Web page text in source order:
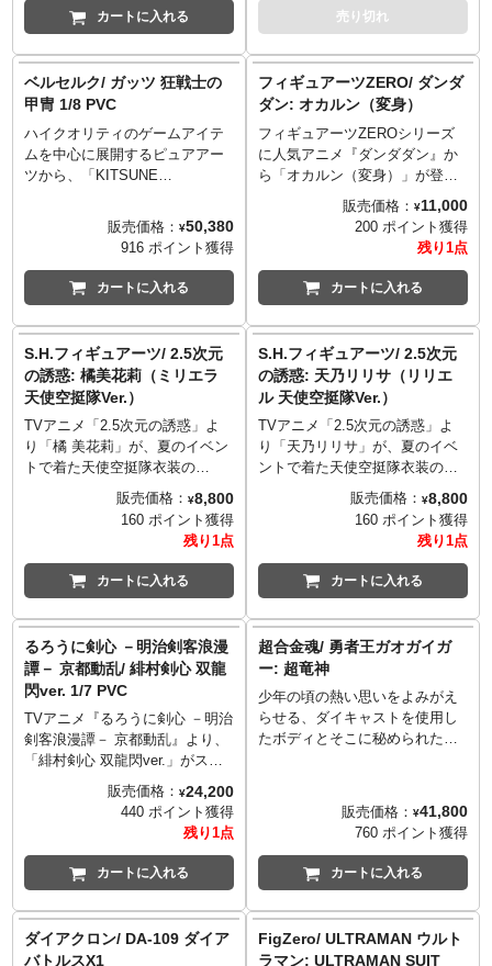
転倒防止のため必ず台座を使用
してください。
■版権表記: Batman and all
related characters and elements
are trademarks of and (c) DC
LLC
安定感を誇り、多くの可動部に
より躍動感あふれるポージング
2」のエフェクトが使用可能で、
プレイバリューは無限大！
【商品内容】ゲッター3本体、五
指可動手首（左・右）、ゲッタ
ーアーム（大）、ゲッターミサ
イル先端部分x2、ミサイルエフ
ミサイルエフェクトパーツ（煙
／小））x2、ミサイルエフェク
トパーツ（煙／大）x2、ミサイ
ルエフェクトパーツ（接続パー
ツ）x2、台座用スタンド
（長）、専用台座
クトで「ドリルミサイル」発射
シーンを再現！背部の「ジェッ
トノズル」を展開して、空中戦
に対応するシーン、下半身を差
し替え、付属の台座に取り付け
れば大地を貫き、奇襲するシー
ンも再現可能！ドリルアームに
はインベーダーのエフェクトパ
ーツを装着出来、肩関節は引き
節は二重回転構造！胴部は回転
軸と引出し型の二重関節で、上
半身が広範囲に可動出来ます！
さらに太腿の根元を引き出すこ
とにより、脚部の可動範囲が広
がります！
ゲッター2 本体
ドリルミサイルエフェクトパー
ツ×4
ドリルミサイルエフェクト接続
パーツ
ドリル専用インベーダーエフェ
インベーダーエフェクトパーツ
インベーダーエフェクト接続パ
ーツ×24
ジェットノズルエフェクトパー
地面突破用接続下半身
地面突破用台座
台座ベース
台座用支柱
?1998 永井豪・石川賢／ダイナ
ミック企画・「真ゲッターロ
ボ」製作委員会
カートに入れる
です。その力強いプロポーショ
ンと各種武装を余すところなく
再現しました。特筆すべきは驚
異のダイキャスト使用率で、超
重量級の質感とひんやりした手
触りに魅了されること間違いな
し！頭部にはLEDを内蔵し、両
目が発光可能になっています。
さらにマッハバロンの特徴であ
る多彩な内蔵武器もほぼ差し替
えナシで再現が可能。さらに搭
乗用ビークルのマッハトリガー
も2タイプ（飛行形態、走行形
態）で付属し、然劇中どおりマ
ッハバロン内に収納可能です。
売り切れ
ベルセルク/ ガッツ 狂戦士の
甲冑 1/8 PVC
ハイクオリティのゲームアイテ
ムを中心に展開するピュアアー
ツから、「KITSUNE
担当する、全世界で人気を誇る
ダークファンタジーの金字塔
『ベルセルク』の主人公・ガッ
ツが狂戦士の甲冑に身を包んだ
1/8スケールのPVCスタチューが
手に鬼気迫る表情を見せるガッ
ツ。台座の禍々しさを含め細部
までコダワリの詰まったコレク
ターアイテム。
※パッケージは輸送用となりま
すため、パッケージに多少の傷
やダメージがある場合もござい
販売価格： ¥50,380
916 ポイント獲得
カートに入れる
フィギュアーツZERO/ ダンダ
ダン: オカルン（変身）
フィギュアーツZEROシリーズ
に人気アニメ『ダンダダン』か
ら「オカルン（変身）」が登
場！「オカルン」が変身した姿
で超スピードで駆け抜けるシー
ンをイメージし、迫力あるエフ
ェクトとともに立体化！エフェ
クト部分はクリアパーツで表
現。白く変化した頭髪の流れ
造形されています。
©龍幸伸／集英社・ダンダダン
製作委員会
販売価格： ¥11,000
200 ポイント獲得
残り1点
カートに入れる
S.H.フィギュアーツ/ 2.5次元
の誘惑: 橘美花莉（ミリエラ
天使空挺隊Ver.）
TVアニメ「2.5次元の誘惑」よ
り「橘 美花莉」が、夏のイベン
トで着た天使空挺隊衣装の
S.H.Figuartsが登場！豊富な表情
パーツや手首パーツのほか、武
器パーツも付属しているので劇
中の様々なポージングが再現可
能！「ミリエラ」に扮した「橘
美花莉」は"顔が天才"な表情や
至るまで徹底的に追求！
セット内容:
・本体
・交換用手首パーツ左右各4種
・交換用表情パーツ4種
・武器パーツ
©橋本悠／集英社・リリサ製作
販売価格： ¥8,800
160 ポイント獲得
残り1点
カートに入れる
S.H.フィギュアーツ/ 2.5次元
の誘惑: 天乃リリサ（リリエ
ル 天使空挺隊Ver.）
TVアニメ「2.5次元の誘惑」よ
り「天乃リリサ」が、夏のイベ
ントで着た天使空挺隊衣装の
S.H.Figuartsが登場！豊富な表情
パーツや手首パーツのほか、武
器パーツも付属しているので劇
中の様々なポージングが再現可
能！「リリエル」になりたい
「天乃リリサ」を表情やプロポ
セット内容:
・本体
・交換用手首パーツ左右各4種
・交換用表情パーツ4種
・武器パーツ
販売価格： ¥8,800
160 ポイント獲得
残り1点
カートに入れる
るろうに剣心 －明治剣客浪漫
譚－ 京都動乱/ 緋村剣心 双龍
閃ver. 1/7 PVC
TVアニメ『るろうに剣心 －明治
剣客浪漫譚－ 京都動乱』より、
「緋村剣心 双龍閃ver.」がスケ
ールフィギュアとなって登場。
二段抜刀術「双龍閃」を振るう
「緋村剣心」を原作者・和月伸
宏先生完全監修のもと立体化。
滑らかに翻る着物や髪の造形
で、「双龍閃」の軌道を表現。
台座は鋭いエフェクトと鮮やか
な紅葉を造形。躍動感溢れる
「剣心」とともに世界観を堪能
販売価格： ¥24,200
440 ポイント獲得
残り1点
カートに入れる
超合金魂/ 勇者王ガオガイガ
ー: 超竜神
少年の頃の熱い思いをよみがえ
らせる、ダイキャストを使用し
たボディとそこに秘められた
ー毎への異なるアプローチとチ
ャレンジからなる、バンダイ
「超合金魂」シリーズ。『勇者
王ガオガイガー』より「氷竜」
「炎竜」2体のロボットが合体す
ビークルからロボットへの「シ
販売価格： ¥41,800
760 ポイント獲得
カートに入れる
ダイアクロン/ DA-109 ダイア
バトルスX1
FigZero/ ULTRAMAN ウルト
ラマン: ULTRAMAN SUIT